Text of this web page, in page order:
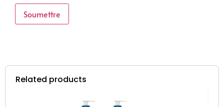
Related products